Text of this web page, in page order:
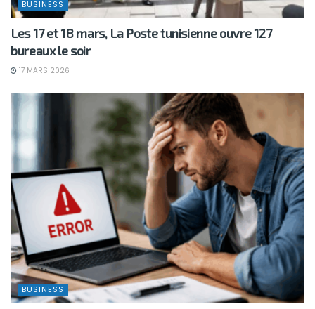
BUSINESS
Les 17 et 18 mars, La Poste tunisienne ouvre 127
bureaux le soir
17 MARS 2026
BUSINESS